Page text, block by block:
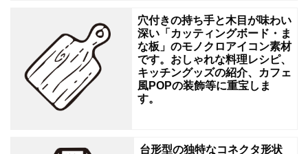
ジ
穴付きの持ち手と木目が味わい
深い「カッティングボード・ま
な板」のモノクロアイコン素材
です。おしゃれな料理レシピ、
キッチングッズの紹介、カフェ
風POPの装飾等に重宝しま
す。
台形型の独特なコネクタ形状